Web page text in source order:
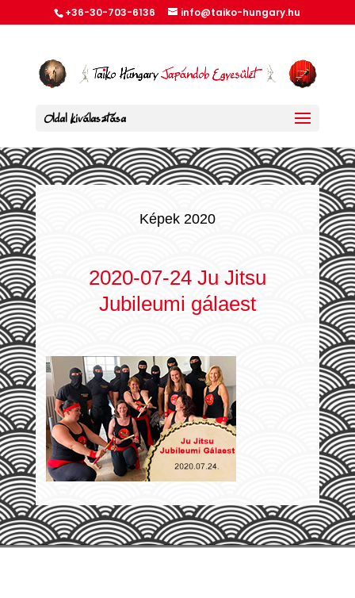
+36-30-703-6136 info@taiko-hungary.hu
Oldal kiválasztása
Képek 2020
2020-07-24 Ju Jitsu
Jubileumi gálaest